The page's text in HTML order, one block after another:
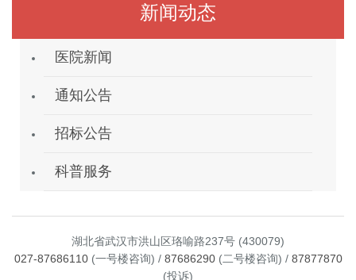
新闻动态
医院新闻
通知公告
招标公告
科普服务
湖北省武汉市洪山区珞喻路237号 (430079)
027-87686110(一号楼咨询) / 87686290(二号楼咨询) / 87877870
(投诉)